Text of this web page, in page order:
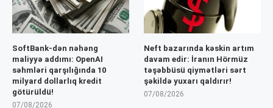
SoftBank-dən nəhəng
maliyyə addımı: OpenAI
səhmləri qarşılığında 10
milyard dollarlıq kredit
götürüldü!
07/08/2026
Neft bazarında kəskin artım
davam edir: İranın Hörmüz
təşəbbüsü qiymətləri sərt
şəkildə yuxarı qaldırır!
07/08/2026